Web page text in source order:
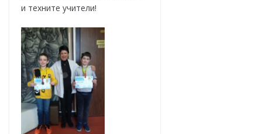
и техните учители!